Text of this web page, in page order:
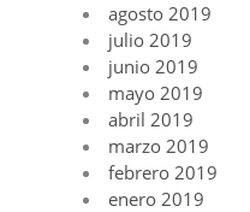
agosto 2019
julio 2019
junio 2019
mayo 2019
abril 2019
marzo 2019
febrero 2019
enero 2019